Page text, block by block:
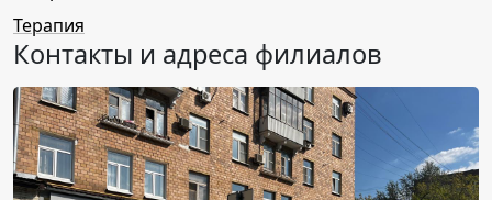
Терапия
Контакты и адреса филиалов